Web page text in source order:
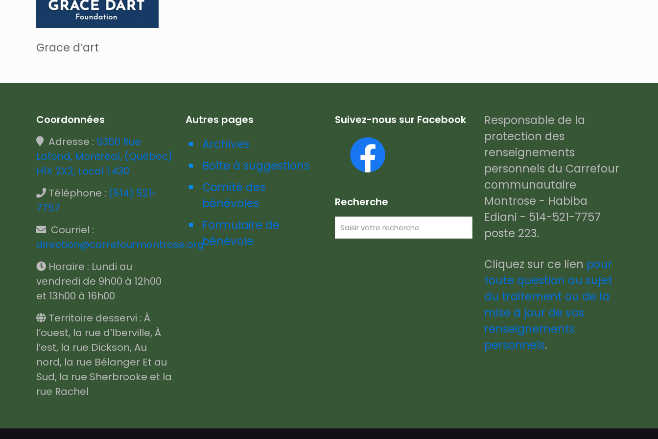
Grace d’art
Coordonnées
Adresse : 5350 Rue
Lafond, Montréal, (Québec)
H1X 2X2, Local 1.430
Téléphone : (514) 521-
7757
Courriel :
direction@carrefourmontrose.org
Horaire : Lundi au
vendredi de 9h00 à 12h00
et 13h00 à 16h00
Territoire desservi : À
l’ouest, la rue d’Iberville, À
l’est, la rue Dickson, Au
nord, la rue Bélanger Et au
Sud, la rue Sherbrooke et la
rue Rachel
Autres pages
Archives
Boîte à suggestions
Comité des
bénévoles
Formulaire de
bénévole
Suivez-nous sur Facebook
Recherche
Responsable de la
protection des
renseignements
personnels du Carrefour
communautaire
Montrose - Habiba
Ediani - 514-521-7757
poste 223.
Cliquez sur ce lien pour
toute question au sujet
du traitement ou de la
mise à jour de vos
renseignements
personnels.